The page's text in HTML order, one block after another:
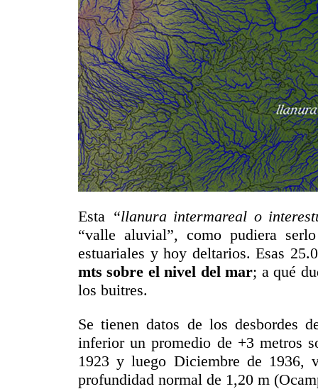
Esta “llanura intermareal o
“valle aluvial”, como pudiera
estuariales y hoy deltarios. Esas
mts sobre el nivel del mar; a qué
los buitres.
Se tienen datos de los desbordes
inferior un promedio de +3 metros
1923 y luego Diciembre de
profundidad normal de 1,20 m